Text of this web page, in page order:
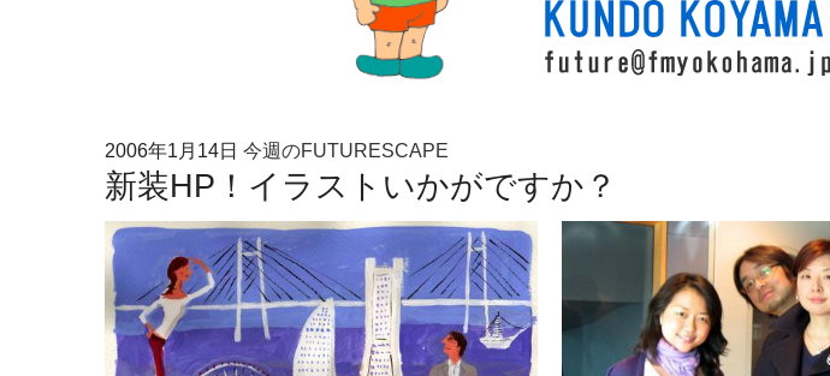
2006年1月14日 今週のFUTURESCAPE
新装HP！イラストいかがですか？